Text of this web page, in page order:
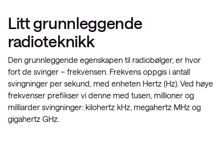
Litt grunnleggende
radioteknikk
Den grunnleggende egenskapen til radiobølger, er hvor
fort de svinger – frekvensen. Frekvens oppgis i antall
svingninger per sekund, med enheten Hertz (Hz). Ved høye
frekvenser prefikser vi denne med tusen, millioner og
milliarder svingninger: kilohertz kHz, megahertz MHz og
gigahertz GHz.